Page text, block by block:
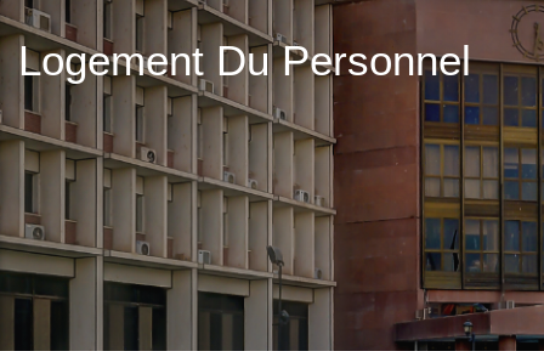
Logement Du Personnel